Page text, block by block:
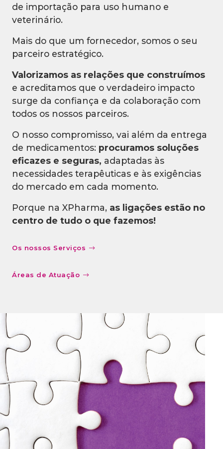
de importação para uso humano e
veterinário.
Mais do que um fornecedor, somos o seu
parceiro estratégico.
Valorizamos as relações que construímos
e acreditamos que o verdadeiro impacto
surge da confiança e da colaboração com
todos os nossos parceiros.
O nosso compromisso, vai além da entrega
de medicamentos: procuramos soluções
eficazes e seguras, adaptadas às
necessidades terapêuticas e às exigências
do mercado em cada momento.
Porque na XPharma, as ligações estão no
centro de tudo o que fazemos!
Os nossos Serviços
Áreas de Atuação